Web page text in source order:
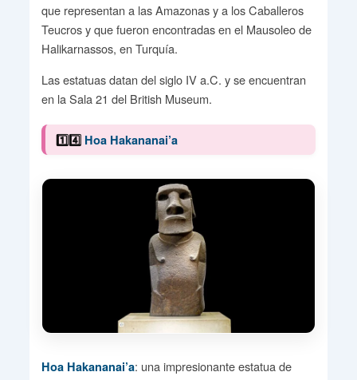
que representan a las Amazonas y a los Caballeros
Teucros y que fueron encontradas en el Mausoleo de
Halikarnassos, en Turquía.
Las estatuas datan del siglo IV a.C. y se encuentran
en la Sala 21 del British Museum.
1️⃣4️⃣ Hoa Hakananai’a
Hoa Hakananai’a: una impresionante estatua de